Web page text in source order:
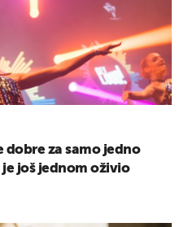
dobre za samo jedno
još jednom oživio